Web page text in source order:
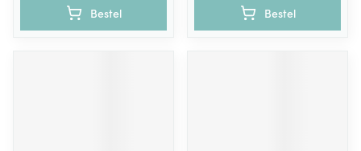
Bestel Bestel